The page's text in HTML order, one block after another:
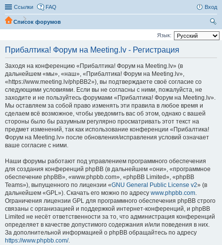
Ссылки FAQ Вход
Список форумов
ои
Язык:
Прибалтика! Форум на Meeting.lv - Регистрация
Заходя на конференцию «Прибалтика! Форум на Meeting.lv» (в
дальнейшем «мы», «наш», «Прибалтика! Форум на Meeting.lv»,
«https://www.meeting.lv/phpBB2»), вы подтверждаете своё согласие со
следующими условиями. Если вы не согласны с ними, пожалуйста, не
заходите и не пользуйтесь форумами «Прибалтика! Форум на Meeting.lv».
Мы оставляем за собой право изменять эти правила в любое время и
сделаем всё возможное, чтобы уведомить вас об этом, однако с вашей
стороны было бы разумным регулярно просматривать этот текст на
предмет изменений, так как использование конференции «Прибалтика!
Форум на Meeting.lv» после обновления/исправления условий означает
ваше согласие с ними.
Наши форумы работают под управлением программного обеспечения
для создания конференций phpBB (в дальнейшем «они», «программное
обеспечение phpBB», «www.phpbb.com», «phpBB Limited», «phpBB
Teams»), выпущенного по лицензии «GNU General Public License v2» (в
дальнейшем «GPL»). Скачать его можно по адресу www.phpbb.com.
Ограничения лицензии GPL для программного обеспечения phpBB строго
связаны с организацией и поддержкой интернет-конференций, и phpBB
Limited не несёт ответственности за то, что администрация конференций
определяет в качестве допустимого содержания и/или поведения в них.
За дополнительной информацией о phpBB обращайтесь по адресу
https://www.phpbb.com/.